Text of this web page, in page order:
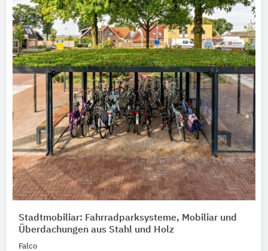
Stadtmobiliar: Fahrradparksysteme, Mobiliar und
Überdachungen aus Stahl und Holz
Falco